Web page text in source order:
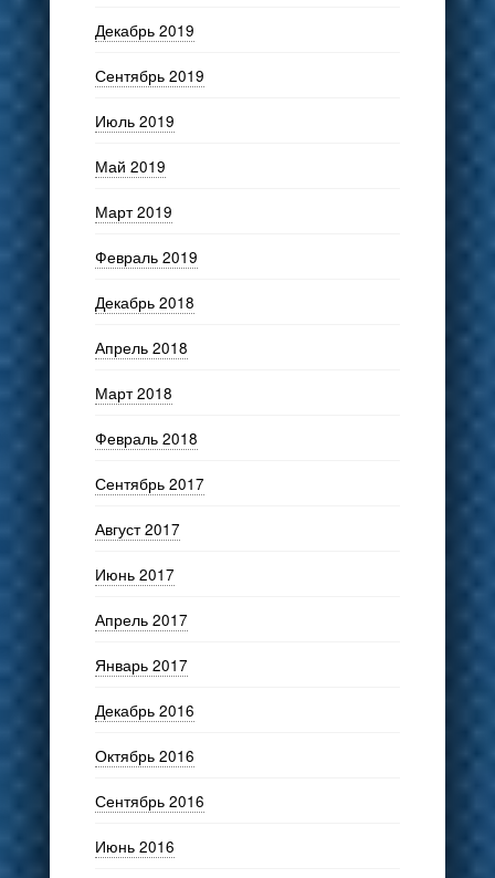
Декабрь 2019
Сентябрь 2019
Июль 2019
Май 2019
Март 2019
Февраль 2019
Декабрь 2018
Апрель 2018
Март 2018
Февраль 2018
Сентябрь 2017
Август 2017
Июнь 2017
Апрель 2017
Январь 2017
Декабрь 2016
Октябрь 2016
Сентябрь 2016
Июнь 2016